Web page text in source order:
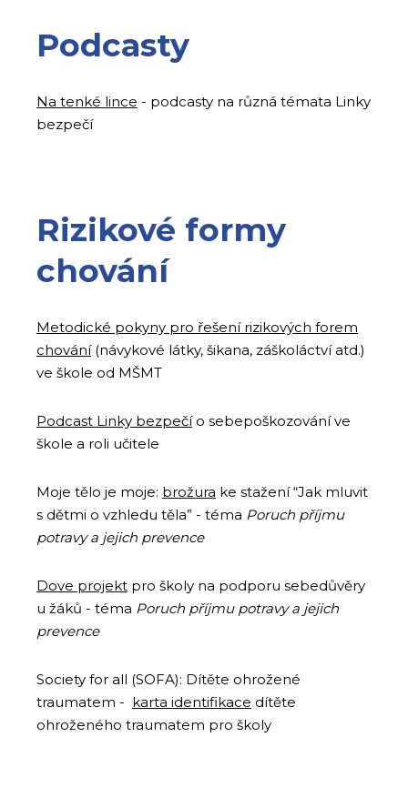
Podcasty
Na tenké lince - podcasty na různá témata Linky
bezpečí
Rizikové formy
chování
Metodické pokyny pro řešení rizikových forem
chování(návykové látky, šikana, záškoláctví atd.)
ve škole od MŠMT
Podcast Linky bezpečío sebepoškozování ve
škole a roli učitele
Moje tělo je moje: brožura ke stažení “Jak mluvit
s dětmi o vzhledu těla” - téma Poruch příjmu
potravy a jejich prevence
Dove projekt pro školy na podporu sebedůvěry
u žáků - téma Poruch příjmu potravy a jejich
prevence
Society for all (SOFA): Dítěte ohrožené
traumatem - karta identifikace dítěte
ohroženého traumatem pro školy